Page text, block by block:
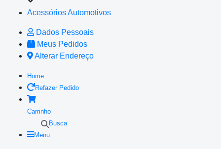
Acessórios Automotivos
Dados Pessoais
Meus Pedidos
Alterar Endereço
Home
Refazer Pedido
Carrinho
Busca
Menu